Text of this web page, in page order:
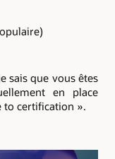
sais que vous êtes
en place
to certification ».